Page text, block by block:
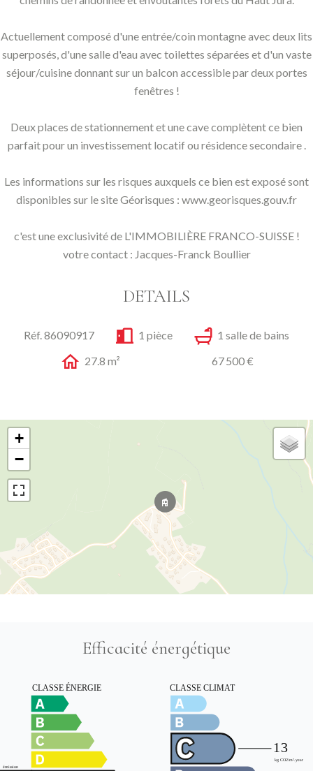
Actuellement composé d'une entrée/coin montagne avec deux lits
superposés, d'une salle d'eau avec toilettes séparées et d'un vaste
séjour/cuisine donnant sur un balcon accessible par deux portes
fenêtres !
Deux places de stationnement et une cave complètent ce bien
parfait pour un investissement locatif ou résidence secondaire .
Les informations sur les risques auxquels ce bien est exposé sont
disponibles sur le site Géorisques : www.georisques.gouv.fr
c'est une exclusivité de L'IMMOBILIÈRE FRANCO-SUISSE !
votre contact : Jacques-Franck Boullier
DETAILS
Réf. 86090917 1 pièce
1 salle de bains
27.8 m²
67 500 €
+
−
Efficacité énergétique